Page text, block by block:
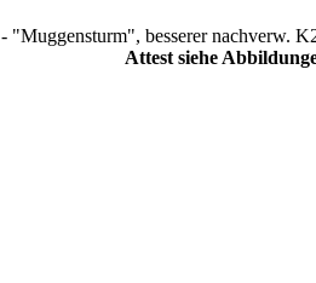
- "Muggensturm", besserer nachverw.
Attest siehe